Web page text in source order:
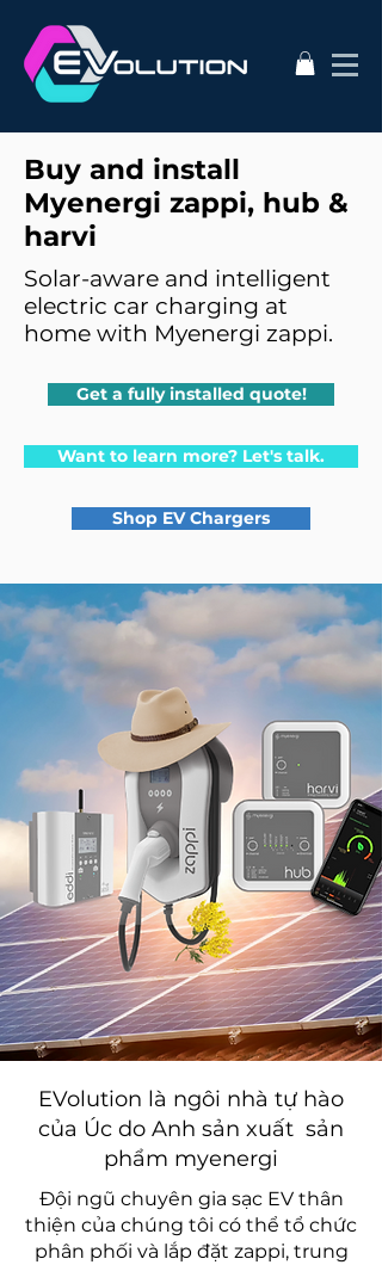
Buy and install
Myenergi zappi, hub &
harvi
Solar-aware and intelligent
electric car charging at
home with Myenergi zappi.
Get a fully installed quote!
Want to learn more? Let's talk.
Shop EV Chargers
EVolution là ngôi nhà tự hào
của Úc do Anh sản xuất sản
phẩm myenergi
Đội ngũ chuyên gia sạc EV thân
thiện của chúng tôi có thể tổ chức
phân phối và lắp đặt zappi, trung